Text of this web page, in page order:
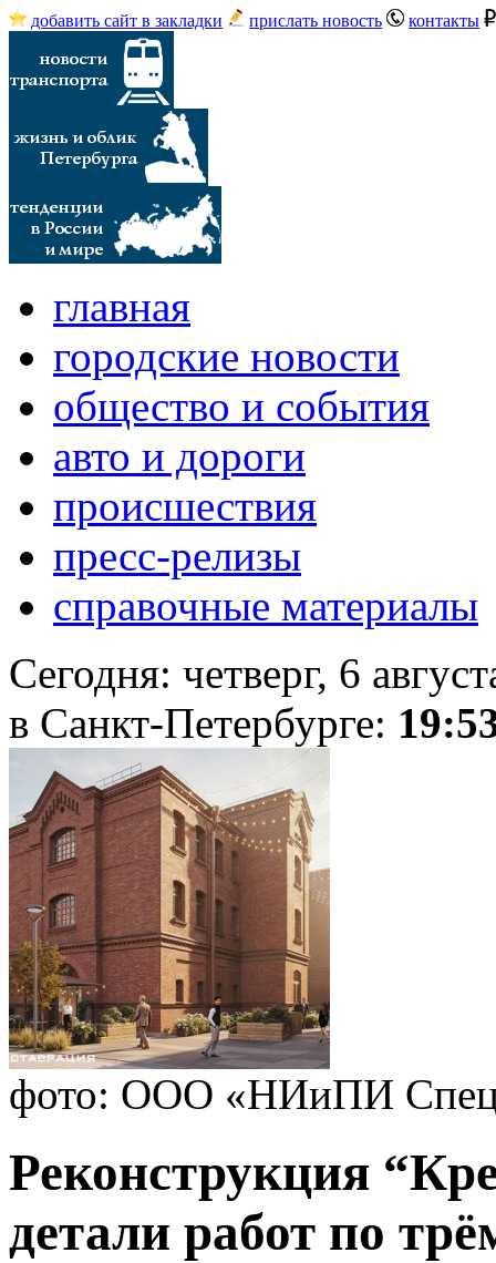
добавить сайт в закладки прислать новость контакты
главная
городские новости
общество и события
авто и дороги
происшествия
пресс-релизы
справочные материалы
Сегодня: четверг, 6
в Санкт-Петербурге:
фото: ООО «НИиПИ
Реконструкция
детали работ по